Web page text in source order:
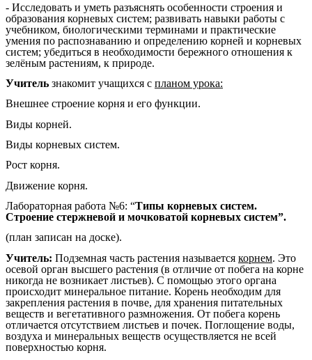
- Исследовать и уметь разъяснять особенности строения и
образования корневых систем; развивать навыки работы с
учебником, биологическими терминами и практические
умения по распознаванию и определению корней и корневых
систем; убедиться в необходимости бережного отношения к
зелёным растениям, к природе.
Учитель знакомит учащихся с планом урока:
Внешнее строение корня и его функции.
Виды корней.
Виды корневых систем.
Рост корня.
Движение корня.
Лабораторная работа №6: “Типы корневых систем.
Строение стержневой и мочковатой корневых систем”.
(план записан на доске).
Учитель: Подземная часть растения называется корнем. Это
осевой орган высшего растения (в отличие от побега на корне
никогда не возникает листьев). С помощью этого органа
происходит минеральное питание. Корень необходим для
закрепления растения в почве, для хранения питательных
веществ и вегетативного размножения. От побега корень
отличается отсутствием листьев и почек. Поглощение воды,
воздуха и минеральных веществ осуществляется не всей
поверхностью корня.